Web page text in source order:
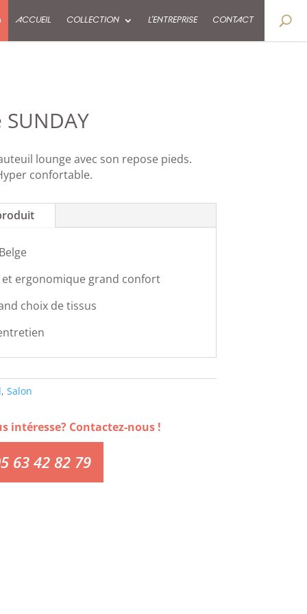
ACCUEIL COLLECTION L’ENTREPRISE CONTACT
lounge avec son repose pieds.
confortable.
ergonomique grand confort
choix de tissus
, Salon
intéresse? Contactez-nous !
63 42 82 79